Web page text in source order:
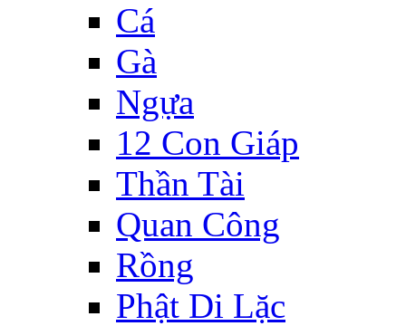
Cá
Gà
Ngựa
12 Con Giáp
Thần Tài
Quan Công
Rồng
Phật Di Lặc